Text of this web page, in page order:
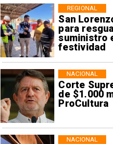
San
para
suministro
festividad
REGIONAL
Corte
de $1.000
ProCultura
NACIONAL
NACIONAL